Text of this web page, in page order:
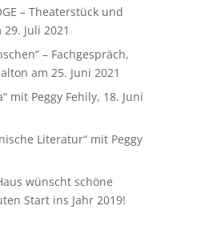
– Theaterstück und
Juli 2021
– Fachgespräch,
am 25. Juni 2021
mit Peggy Fehily, 18. Juni
Literatur“ mit Peggy
wünscht schöne
Start ins Jahr 2019!